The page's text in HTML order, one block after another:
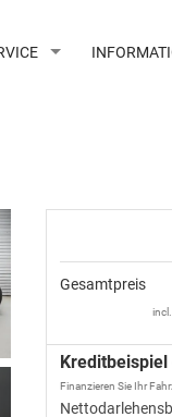
Gesamtpreis
Finanzieren Sie Ihr